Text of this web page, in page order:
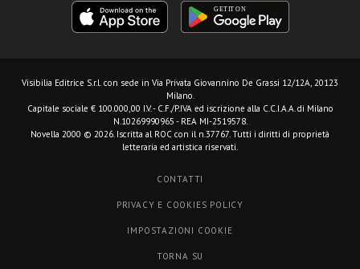
Visibilia Editrice S.r.l. con sede in Via Privata Giovannino De Grassi 12/12A, 20123
Milano.
Capitale sociale € 100.000,00 I.V. - C.F./P.IVA ed iscrizione alla C.C.I.A.A. di Milano
N.10269990965 - REA MI-2519578.
Novella 2000 © 2026. Iscritta al ROC con il n.37767. Tutti i diritti di proprietà
letteraria ed artistica riservati.
CONTATTI
PRIVACY E COOKIES POLICY
IMPOSTAZIONI COOKIE
TORNA SU